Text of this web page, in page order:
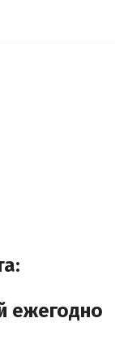
ежегодно